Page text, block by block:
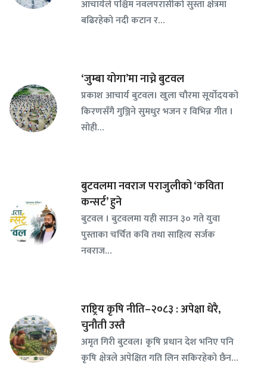
आचार्यले पश्चिम नवलपरासीको सुस्ता क्षेत्रमा
बढिरहेको नदी कटान र…
‘जुम्बा योगा’मा नाच्ने बुटवल
प्रकाश आचार्य बुटवल। खुला चौरमा सूर्योदयको
किरणसँगै गुञ्जिने सुमधुर भजन र विभिन्न गीत ।
सोही…
बुटवलमा नवराज पराजुलीको ‘कविता
कन्सर्ट’ हुने
बुटवल । बुटवलमा यही साउन ३० गते युवा
पुस्ताका चर्चित कवि तथा साहित्य सर्जक
नवराज…
राष्ट्रिय कृषि नीति–२०८३ : अपेक्षा धेरै,
चुनौती उस्तै
अमृत गिरी बुटवल। कृषि प्रधान देश भनिए पनि
कृषि क्षेत्रले अपेक्षित गति लिन सकिरहेको छैन…